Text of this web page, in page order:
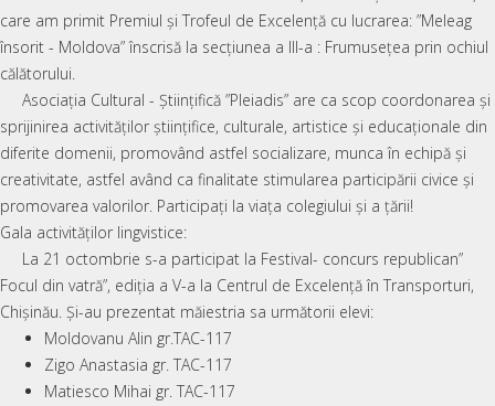
care am primit Premiul și Trofeul de Excelență cu lucrarea: ”Meleag
însorit - Moldova” înscrisă la secțiunea a III-a : Frumusețea prin ochiul
călătorului.
Asociația Cultural - Științifică ”Pleiadis” are ca scop coordonarea și
sprijinirea activităților științifice, culturale, artistice și educaționale din
diferite domenii, promovând astfel socializare, munca în echipă și
creativitate, astfel având ca finalitate stimularea participării civice și
promovarea valorilor. Participați la viața colegiului și a țării!
Gala activităților lingvistice:
La 21 octombrie s-a participat la Festival- concurs republican”
Focul din vatră”, ediția a V-a la Centrul de Excelență în Transporturi,
Chișinău. Și-au prezentat măiestria sa următorii elevi:
Moldovanu Alin gr.TAC-117
Zigo Anastasia gr. TAC-117
Matiesco Mihai gr. TAC-117